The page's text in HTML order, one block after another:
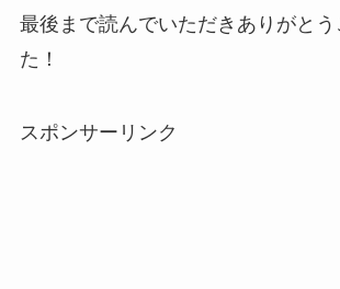
最後まで読んでいただきありがとう
た！
スポンサーリンク